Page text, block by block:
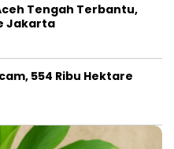
Tengah Terbantu,
Jakarta
554 Ribu Hektare